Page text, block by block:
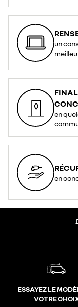
un
en
en
ESSAYEZ LE
VOTRE